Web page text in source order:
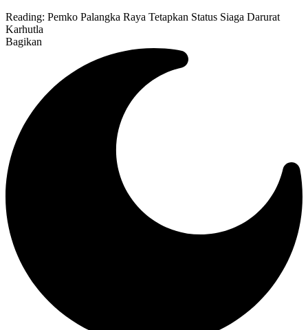
Reading: Pemko Palangka Raya Tetapkan Status Siaga Darurat
Karhutla
Bagikan